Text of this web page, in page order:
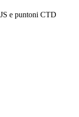
e puntoni CTD